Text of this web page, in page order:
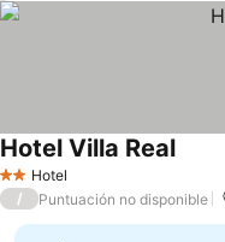
2 Estrellas
Hotel
Hotel Villa Real
/ Puntuación no disponible